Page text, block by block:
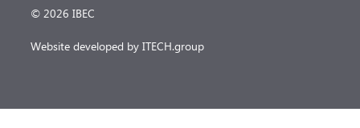
© 2026 IBEC
Website developed by ITECH.group